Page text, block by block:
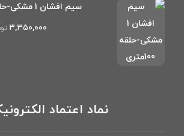
سیم افشان 1 مشکی-حلقه 100متری
۳,۳۵۰,۰۰۰
نماد اعتماد